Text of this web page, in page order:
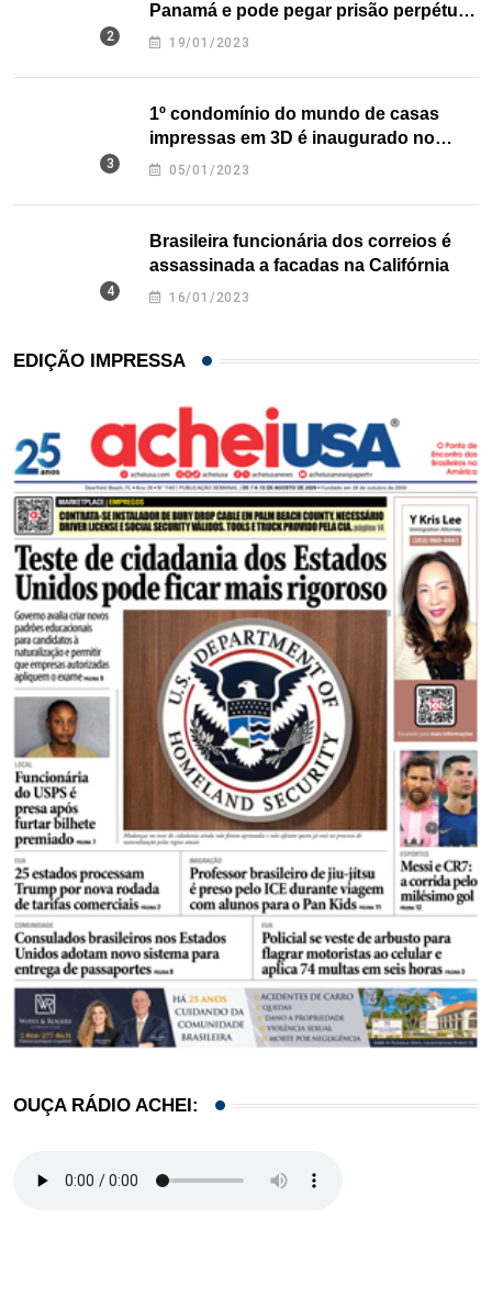
Panamá e pode pegar prisão perpétua
nos EUA
19/01/2023
1º condomínio do mundo de casas
impressas em 3D é inaugurado no
Texas
05/01/2023
Brasileira funcionária dos correios é
assassinada a facadas na Califórnia
16/01/2023
EDIÇÃO IMPRESSA
OUÇA RÁDIO ACHEI: